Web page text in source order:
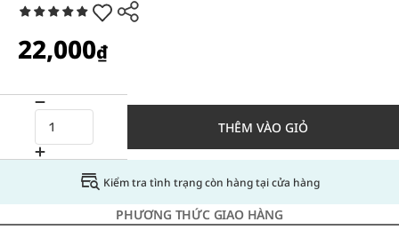
22,000₫
THÊM VÀO GIỎ
Kiểm tra tình trạng còn hàng tại cửa hàng
PHƯƠNG THỨC GIAO HÀNG